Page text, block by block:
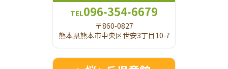
TEL096-354-6679
〒860-0827
熊本県熊本市中央区世安3丁目10-7